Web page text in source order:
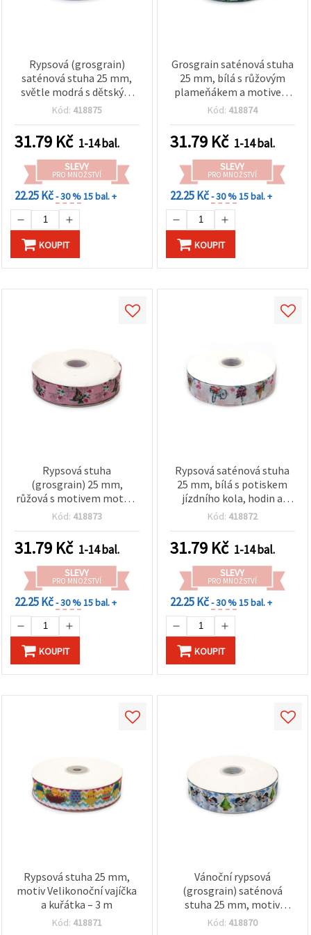
Rypsová (grosgrain)
saténová stuha 25 mm,
světle modrá s dětským
motivem plameňáků – 3
Kód: 418875
31.79 Kč 1-14 bal.
SLEVY
PRO MNOŽSTVÍ
22.25 Kč- 30 %15 bal. +
KOUPIT
Grosgrain saténová stuha
25 mm, bílá s růžovým
plameňákem a motivem
listů – 3 m
Kód: 418874
31.79 Kč 1-14 bal.
SLEVY
PRO MNOŽSTVÍ
22.25 Kč- 30 %15 bal. +
KOUPIT
Rypsová stuha
(grosgrain) 25 mm,
růžová s motivem motýlů
– 3 m
Kód: 418873
31.79 Kč 1-14 bal.
SLEVY
PRO MNOŽSTVÍ
22.25 Kč- 30 %15 bal. +
KOUPIT
Rypsová saténová stuha
25 mm, bílá s potiskem
jízdního kola, hodin a
plameňáka - 3 metry
Kód: 418872
31.79 Kč 1-14 bal.
SLEVY
PRO MNOŽSTVÍ
22.25 Kč- 30 %15 bal. +
KOUPIT
Rypsová stuha 25 mm,
motiv Velikonoční vajíčka
a kuřátka – 3 m
Kód: 418871
Vánoční rypsová
(grosgrain) saténová
stuha 25 mm, motiv
veselého sněhuláka – 3 m
Kód: 418870